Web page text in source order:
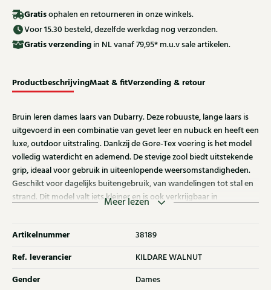
Gratisophalen en retourneren in onze winkels.
Voor 15.30 besteld, dezelfde werkdag nog verzonden.
Gratisverzending in NL vanaf 79,95* m.u.v sale artikelen.
ProductbeschrijvingMaat & fitVerzending & retour
Bruin leren dames laars van Dubarry. Deze robuuste, lange laars is
uitgevoerd in een combinatie van gevet leer en nubuck en heeft een
luxe, outdoor uitstraling. Dankzij de Gore-Tex voering is het model
volledig waterdicht en ademend. De stevige zool biedt uitstekende
grip, ideaal voor gebruik in uiteenlopende weersomstandigheden.
Geschikt voor dagelijks buitengebruik, van wandelingen tot stal en
strand. Dit model valt iets kleiner en is ook verkrijgbaar in
Meer lezen
Artikelnummer 38189
Ref. leverancier KILDARE WALNUT
Gender Dames